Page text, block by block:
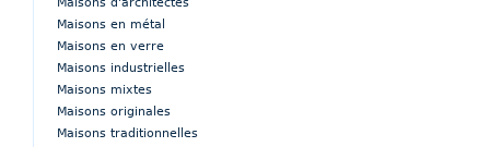
Maisons en métal
Maisons en verre
Maisons industrielles
Maisons mixtes
Maisons originales
Maisons traditionnelles